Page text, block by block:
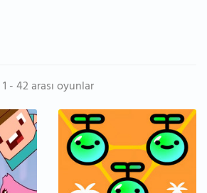
1 - 42 arası oyunlar